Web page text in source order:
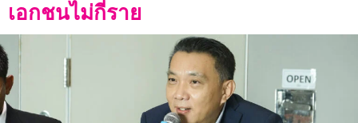
เอกชนไม่กี่ราย